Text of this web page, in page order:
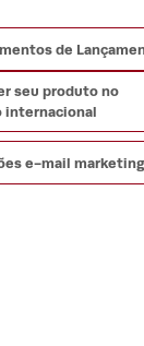
de
seu produto no
internacional
e-mail marketing